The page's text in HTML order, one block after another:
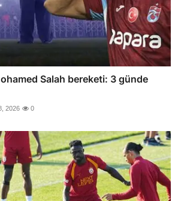
Salah bereketi: 3 günde
2026 0